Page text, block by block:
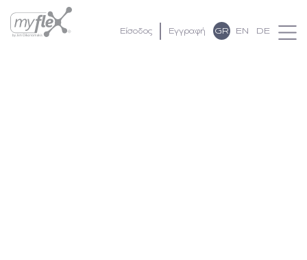
Είσοδος Εγγραφή GR EN DE